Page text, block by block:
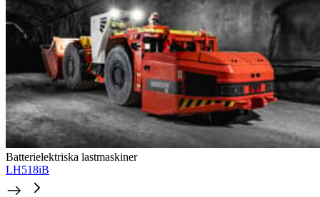
Batterielektriska lastmaskiner
LH518iB